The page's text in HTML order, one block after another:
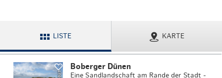
LISTE KARTE
©
I
n
f
o
h
a
u
s
B
o
b
e
r
g
L
o
ki
S
c
h
mi
d
t
S
ti
f
t
u
n
g Boberger Dünen
Eine Sandlandschaft am Rande der Stadt -